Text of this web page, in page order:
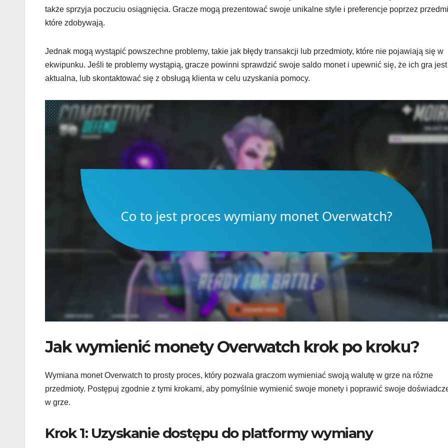
także sprzyja poczuciu osiągnięcia. Gracze mogą prezentować swoje unikalne style i preferencje poprzez
które zdobywają.
Jednak mogą wystąpić powszechne problemy, takie jak błędy transakcji lub przedmioty, które nie pojawiają się w
ekwipunku. Jeśli te problemy wystąpią, gracze powinni sprawdzić swoje saldo monet i upewnić się, że ich gra jest
aktualna, lub skontaktować się z obsługą klienta w celu uzyskania pomocy.
Jak wymienić monety Overwatch krok po kroku?
Wymiana monet Overwatch to prosty proces, który pozwala graczom wymieniać swoją walutę w grze na różne
przedmioty. Postępuj zgodnie z tymi krokami, aby pomyślnie wymienić swoje monety i poprawić swoje
w grze.
Krok 1: Uzyskanie dostępu do platformy wymiany